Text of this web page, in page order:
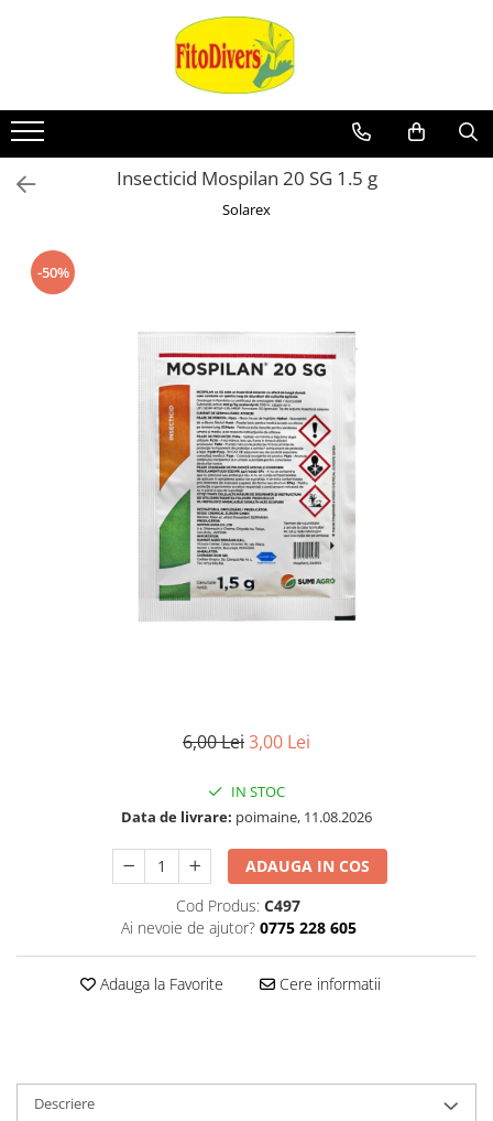
Insecticid Mospilan 20 SG 1.5 g
Solarex
-50%
6,00 Lei3,00 Lei
IN STOC
Data de livrare: poimaine, 11.08.2026
ADAUGA IN COS
Cod Produs: C497
Ai nevoie de ajutor? 0775 228 605
Adauga la Favorite Cere informatii
Descriere